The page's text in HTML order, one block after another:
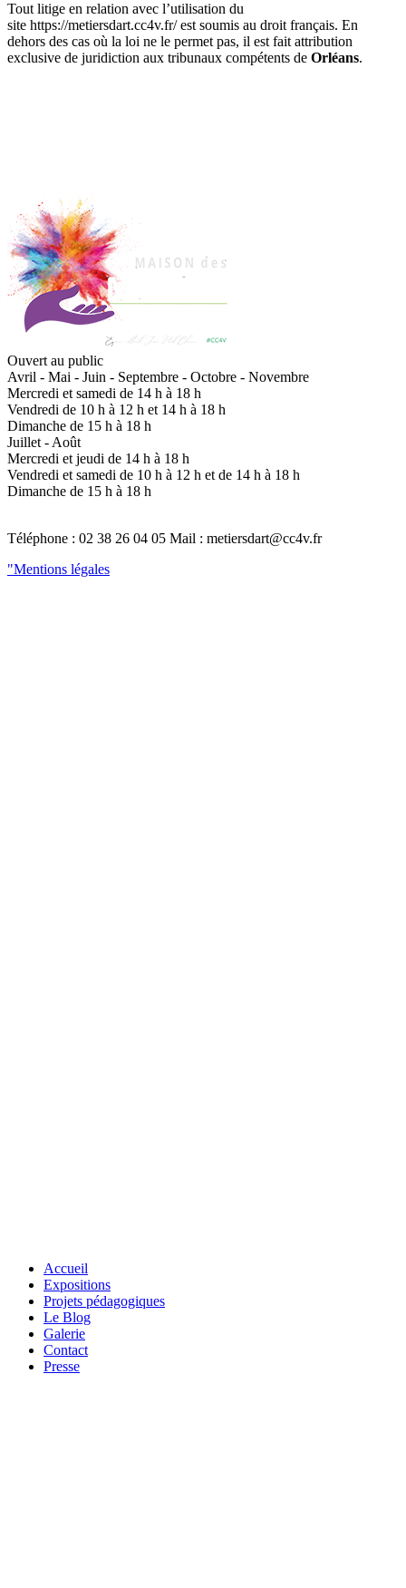
Tout litige en relation avec l’utilisation du
site https://metiersdart.cc4v.fr/ est soumis au droit français. En
dehors des cas où la loi ne le permet pas, il est fait attribution
exclusive de juridiction aux tribunaux compétents de Orléans.
Ouvert au public
Avril - Mai - Juin - Septembre - Octobre - Novembre
Mercredi et samedi de 14 h à 18 h
Vendredi de 10 h à 12 h et 14 h à 18 h
Dimanche de 15 h à 18 h
Juillet - Août
Mercredi et jeudi de 14 h à 18 h
Vendredi et samedi de 10 h à 12 h et de 14 h à 18 h
Dimanche de 15 h à 18 h
Téléphone : 02 38 26 04 05 Mail : metiersdart@cc4v.fr
"Mentions légales
Accueil
Expositions
Projets pédagogiques
Le Blog
Galerie
Contact
Presse